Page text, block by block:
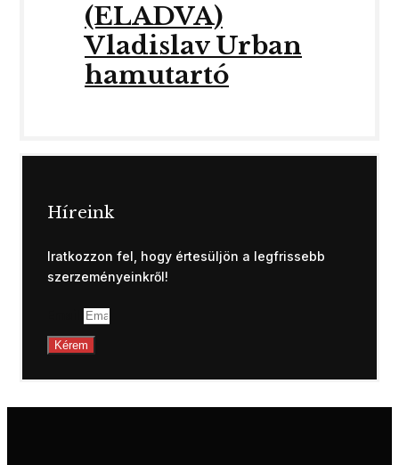
(ELADVA)
Vladislav Urban
hamutartó
Híreink
Iratkozzon fel, hogy értesüljön a legfrissebb
szerzeményeinkről!
Kérem